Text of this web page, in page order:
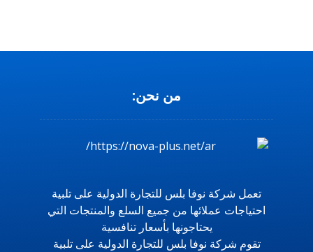
من نحن:
تعمل شركة نوفا بلس للتجارة الدولية على تلبية
احتياجات عملائها من جميع السلع والمنتجات التي
يحتاجونها بأسعار تنافسية
تقوم شركة نوفا بلس للتجارة الدولية على تلبية